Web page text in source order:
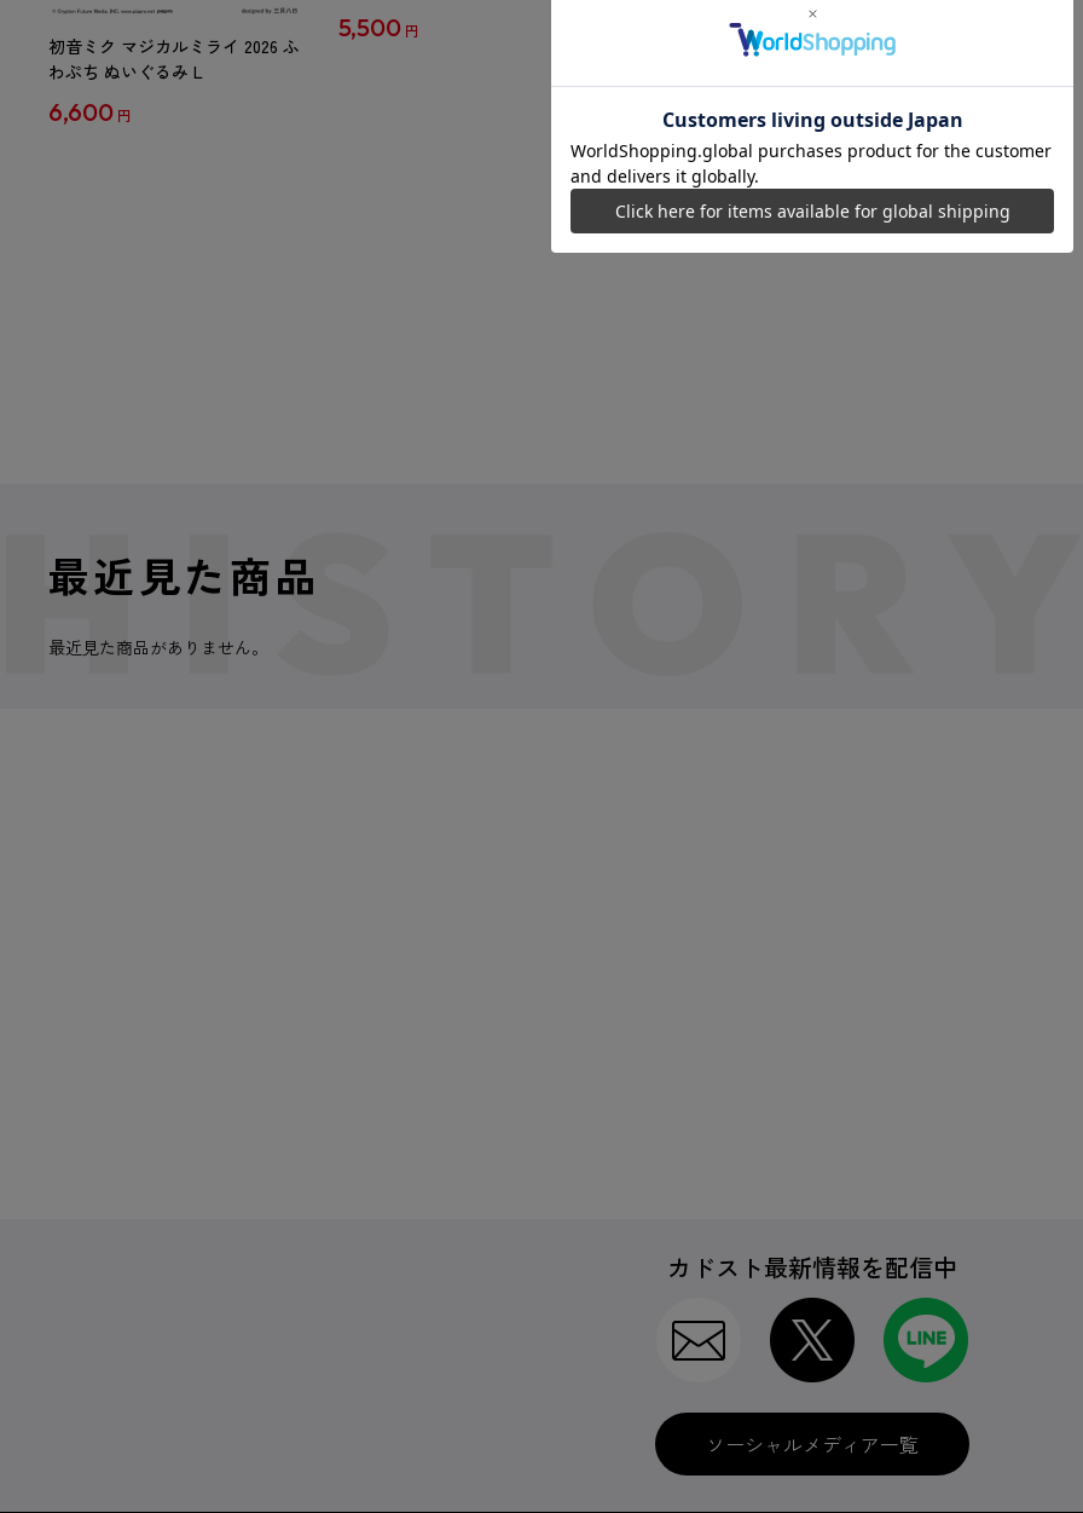
初音ミク マジカルミライ 2026 ふ
わぷち ぬいぐるみ L
6,600 円
5,500 円
【カドスト特典付き】 名探偵コ
【1BOX】
8,250 円
最近見た商品
最近見た商品がありません。
カドスト最新情報を配信中
ソーシャルメディア一覧